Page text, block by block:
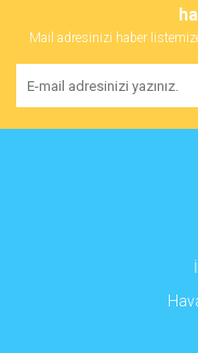
Görüş ve önerileriniz için
Ürün resmi kalitesiz,
Ürün açıklamasında
Ürün fiyatı diğer
Mail adresinizi haber